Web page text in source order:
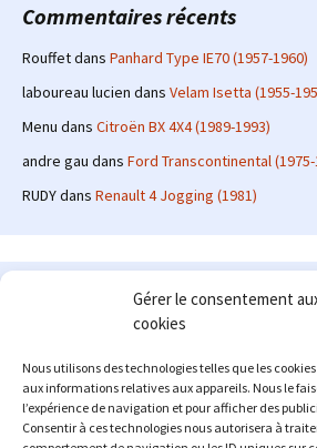
Gérer le consentement
cookies
Nous utilisons des technologies telles que les
aux informations relatives aux appareils. Nous le
l’expérience de navigation et pour afficher des
Consentir à ces technologies nous autorisera à
Commentaires récents
Rouffetdans Panhard Type IE70 (1957-1960)
laboureau lucien dans Velam Isetta (1955-
Menu dans Citroën BX 4X4 (1989-1993)
andre gau dans Ford Transcontinental (1975-
RUDYdans Renault 4 Jogging (1981)
Le site en quelques mots
: passionné
internet à partir de 2009 au travers d'un
succès. Fin 2013, je décide de prendre mon
avec mon propre site : l'Automobile